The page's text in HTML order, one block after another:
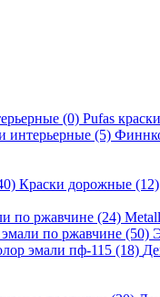
(0) Pufas
интерьерные (5)
Краски дорожные (12)
по ржавчине (24)
по ржавчине (50)
эмали пф-115 (18)